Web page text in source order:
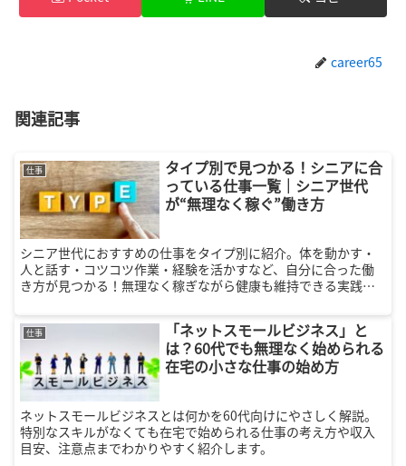
career65
関連記事
仕事
タイプ別で見つかる！シニアに合
っている仕事一覧｜シニア世代
が“無理なく稼ぐ”働き方
シニア世代におすすめの仕事をタイプ別に紹介。体を動かす・
人と話す・コツコツ作業・経験を活かすなど、自分に合った働
き方が見つかる！無理なく稼ぎながら健康も維持できる実践ガ
仕事
「ネットスモールビジネス」と
は？60代でも無理なく始められる
在宅の小さな仕事の始め方
ネットスモールビジネスとは何かを60代向けにやさしく解説。
特別なスキルがなくても在宅で始められる仕事の考え方や収入
目安、注意点までわかりやすく紹介します。